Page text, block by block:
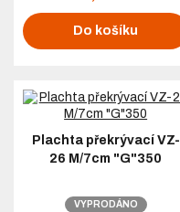
Do košíku
Plachta překrývací VZ-
26 M/7cm "G"350
VYPRODÁNO